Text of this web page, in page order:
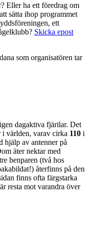
Eller ha ett föredrag om
sätta ihop programmet
ett
Skicka epost
som organisatören tar
dagaktiva fjärilar. Det
i världen, varav cirka 110 i
hjälp av antenner på
äter nektar med
benparen (två hos
återfinns på den
finns ofta färgstarka
resta mot varandra över